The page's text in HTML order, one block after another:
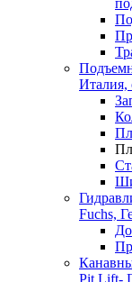
Италия,
Fuchs,
Pit Lift-